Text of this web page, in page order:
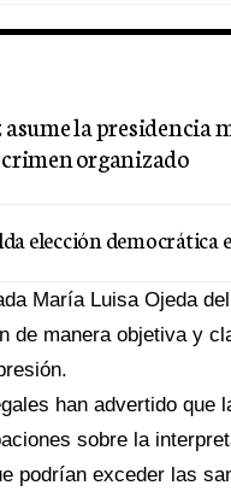
la presidencia
organizado
elección democrática
María Luisa Ojeda
de manera objetiva y
han advertido que
sobre la
podrían exceder las